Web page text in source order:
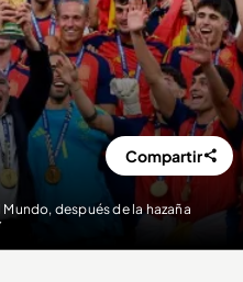
después de la hazaña
Compartir